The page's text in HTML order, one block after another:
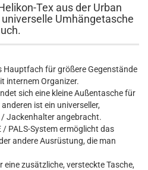
Tex aus der Urban
Umhängetasche
Hauptfach für größere Gegenstände
internem Organizer.
sich eine kleine Außentasche für
ist ein universeller,
Jackenhalter angebracht.
PALS-System ermöglicht das
andere Ausrüstung, die man
eine zusätzliche, versteckte Tasche,